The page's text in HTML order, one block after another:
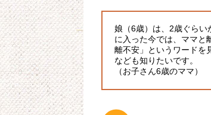
娘（6歳）は、2歳ぐらい
に入った今では、ママと
離不安」というワードを
なども知りたいです。
（お子さん6歳のママ）